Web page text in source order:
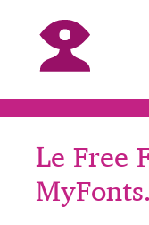
Le Free
MyFonts.